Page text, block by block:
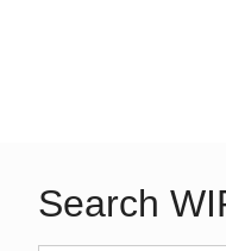
Search